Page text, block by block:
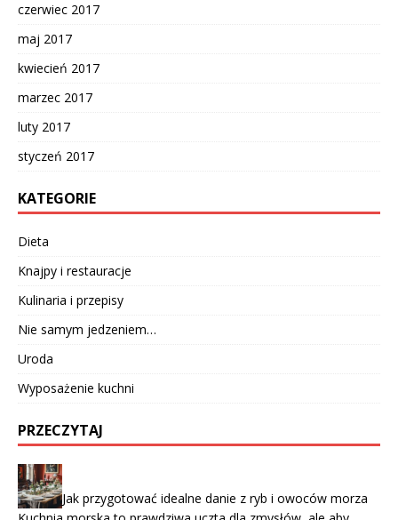
czerwiec 2017
maj 2017
kwiecień 2017
marzec 2017
luty 2017
styczeń 2017
KATEGORIE
Dieta
Knajpy i restauracje
Kulinaria i przepisy
Nie samym jedzeniem…
Uroda
Wyposażenie kuchni
PRZECZYTAJ
Jak przygotować idealne danie z ryb i owoców morza